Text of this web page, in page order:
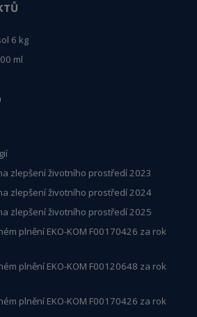
6 kg
ml
zlepšení životního prostředí 2023
zlepšení životního prostředí 2024
zlepšení životního prostředí 2025
plnění EKO-KOM F00170426 za rok
plnění EKO-KOM F00120648 za rok
plnění EKO-KOM F00170426 za rok